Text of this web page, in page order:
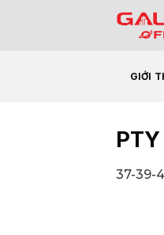
GIỚI
37-39-